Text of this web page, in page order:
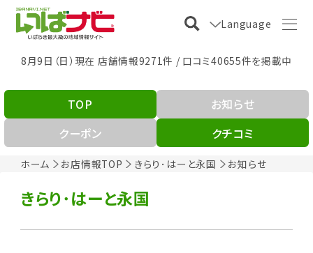
Language
8月9日（日）現在 店舗情報9271件 / 口コミ40655件を掲載中
ホーム お店情報TOP きらり･はーと永国 お知らせ
TOP
お知らせ
クーポン
クチコミ
きらり･はーと永国